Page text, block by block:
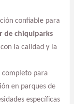
confiable para
de chiquiparks
la calidad y la
completo para
en parques de
específicas